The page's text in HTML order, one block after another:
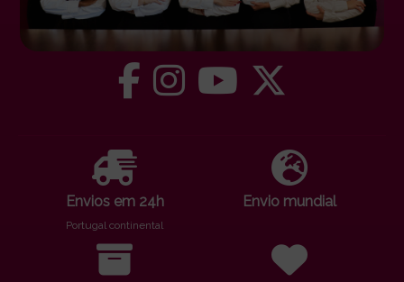
Envios em 24h
Portugal continental
Envio mundial